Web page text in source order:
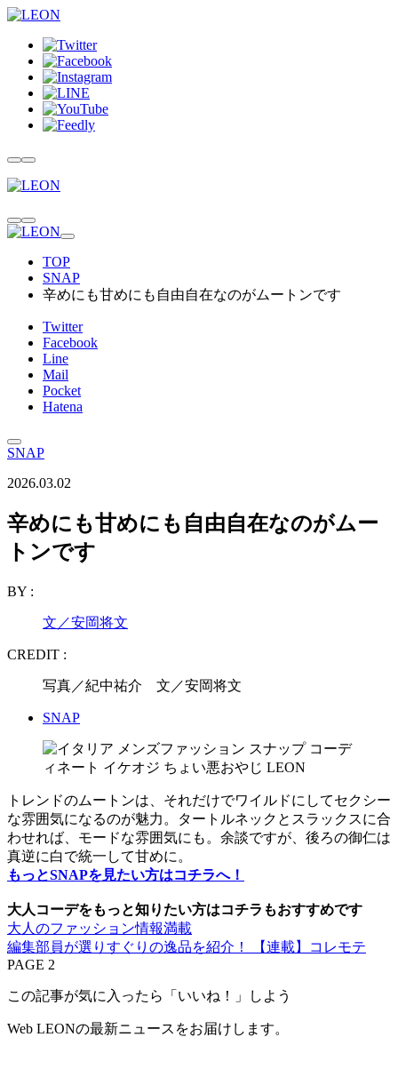
TOP
SNAP
辛めにも甘めにも自由自在なのがムートンです
Twitter
Facebook
Line
Mail
Pocket
Hatena
SNAP
2026.03.02
辛めにも甘めにも自由自在なのがムー
トンです
BY :
文／安岡将文
CREDIT :
写真／紀中祐介 文／安岡将文
SNAP
トレンドのムートンは、それだけでワイルドにしてセクシー
な雰囲気になるのが魅力。タートルネックとスラックスに合
わせれば、モードな雰囲気にも。余談ですが、後ろの御仁は
真逆に白で統一して甘めに。
もっとSNAPを見たい方はコチラへ！
大人コーデをもっと知りたい方はコチラもおすすめです
大人のファッション情報満載
編集部員が選りすぐりの逸品を紹介！ 【連載】コレモテ
PAGE 2
この記事が気に入ったら「いいね！」しよう
Web LEONの最新ニュースをお届けします。